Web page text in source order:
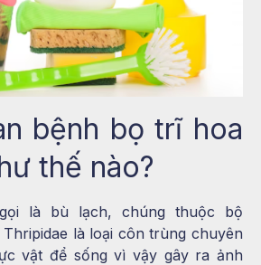
bệnh bọ trĩ hoa
thế nào?
là bù lạch, chúng thuộc bộ
là loại côn trùng chuyên
vật để sống vì vậy gây ra ảnh